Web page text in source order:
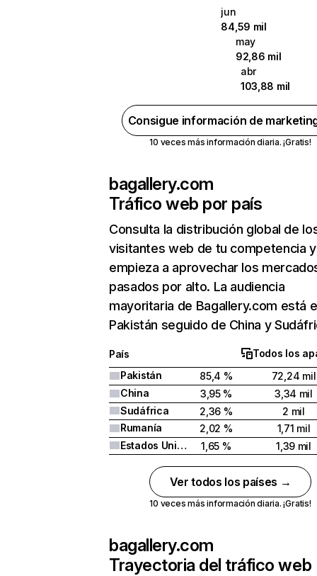
jun
84,59 mil
may
92,86 mil
abr
103,88 mil
Consigue información de
10 veces más información diaria. ¡Gratis!
bagallery.com
Tráfico web por país
Consulta la distribución global de
visitantes web de tu competencia y
empieza a aprovechar los
pasados por alto. La audiencia
mayoritaria de Bagallery.com está
Pakistán seguido de China y
País
Todos los
Pakistán
85,4 %
72,24 mil
China
3,95 %
3,34 mil
Sudáfrica
2,36 %
2 mil
Rumanía
2,02 %
1,71 mil
Estados Unidos
1,65 % 1,39 mil
Ver todos los países →
10 veces más información diaria. ¡Gratis!
bagallery.com
Trayectoria del tráfico web